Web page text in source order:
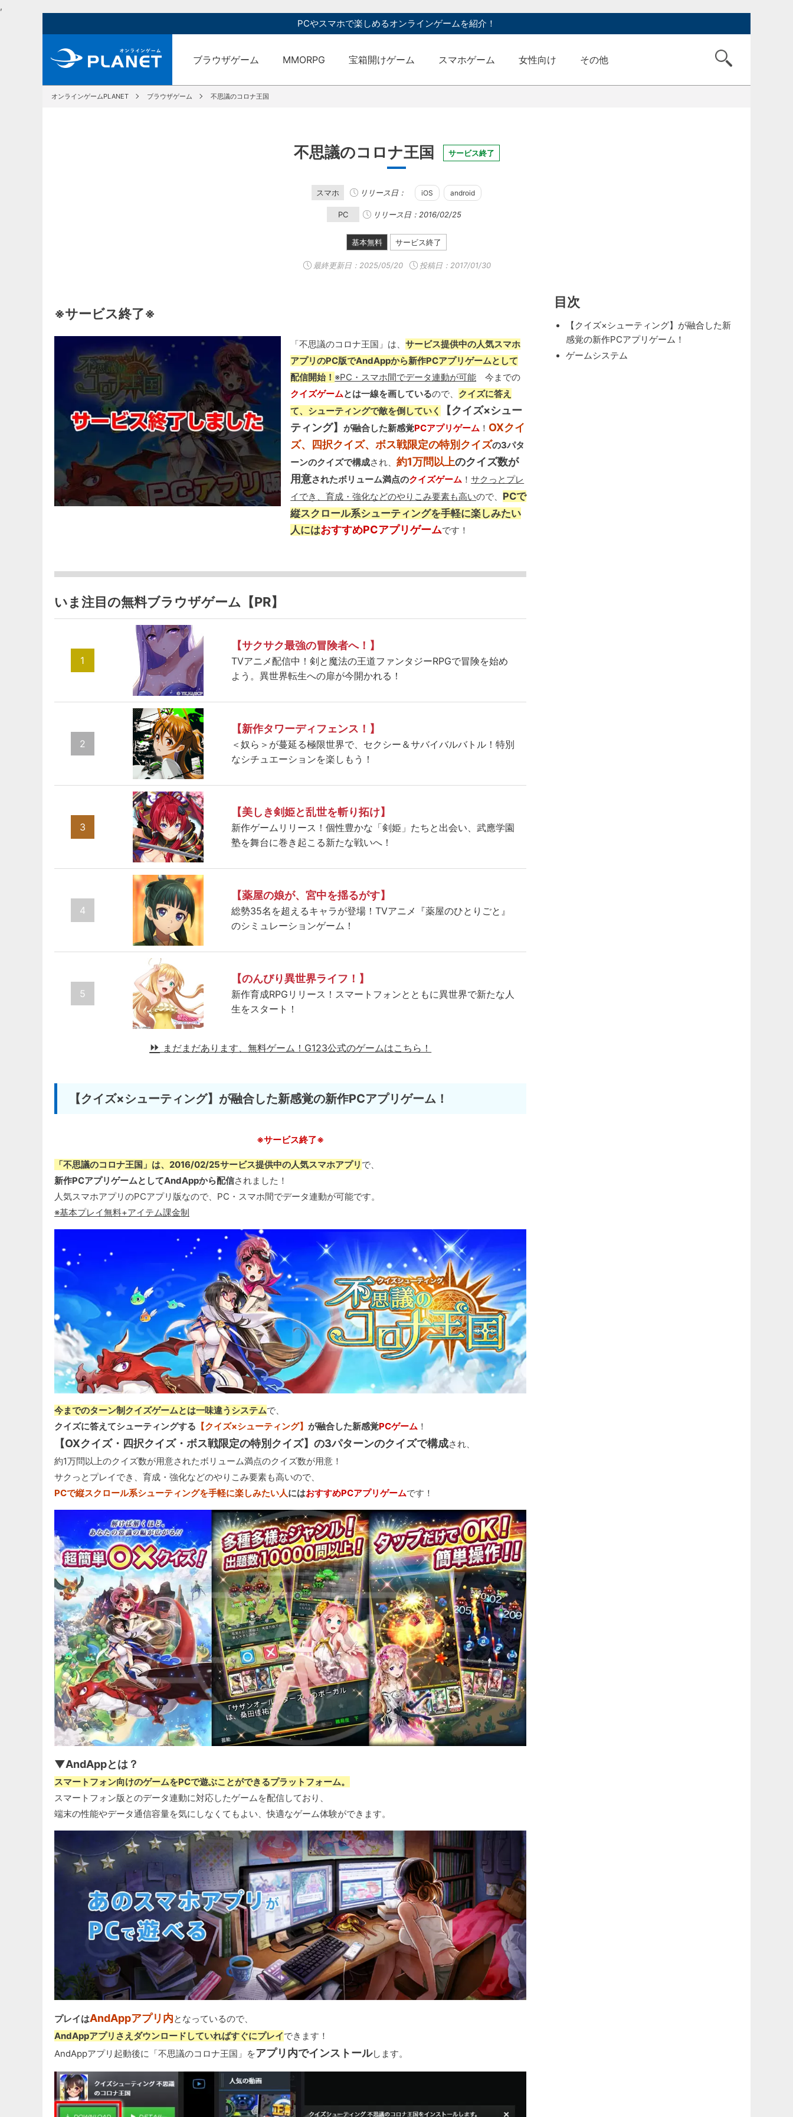
,
PCやスマホで楽しめるオンラインゲームを紹介！
ブラウザゲーム MMORPG 宝箱開けゲーム スマホゲーム 女性向け その他
オンラインゲームPLANET ブラウザゲーム 不思議のコロナ王国
不思議のコロナ王国 サービス終了
スマホ リリース日： iOS android
PC リリース日：2016/02/25
基本無料 サービス終了
最終更新日： 2025/05/20 投稿日：2017/01/30
※サービス終了※
「不思議のコロナ王国」は、サービス提供中の人気スマホ
アプリのPC版でAndAppから新作PCアプリゲームとして
配信開始！ ※PC・スマホ間でデータ連動が可能 今までの
クイズゲームとは一線を画しているので、 クイズに答え
て、シューティングで敵を倒していく
【クイズ×シュー
ティング】が融合した新感覚PCアプリゲーム ！ OXクイ
ズ、四択クイズ、ボス戦限定の特別クイズの3パタ
ーンのクイズで構成され、約1万問以上のクイズ数が
用意されたボリューム満点のクイズゲーム ！サクっとプレ
イでき、育成・強化などのやりこみ要素も高いので、 PCで
縦スクロール系シューティングを手軽に楽しみたい
人にはおすすめPCアプリゲームです！
いま注目の無料ブラウザゲーム【PR】
1
【サクサク最強の冒険者へ！】
TVアニメ配信中！剣と魔法の王道ファンタジーRPGで冒険を始め
よう。異世界転生への扉が今開かれる！
2
【新作タワーディフェンス！】
＜奴ら＞が蔓延る極限世界で、セクシー＆サバイバルバトル！特別
なシチュエーションを楽しもう！
3
【美しき剣姫と乱世を斬り拓け】
新作ゲームリリース！個性豊かな「剣姫」たちと出会い、武應学園
塾を舞台に巻き起こる新たな戦いへ！
4
【薬屋の娘が、宮中を揺るがす】
総勢35名を超えるキャラが登場！TVアニメ『薬屋のひとりごと』
のシミュレーションゲーム！
5
【のんびり異世界ライフ！】
新作育成RPGリリース！スマートフォンとともに異世界で新たな人
生をスタート！
まだまだあります、無料ゲーム！ G123公式のゲームはこちら！
【クイズ×シューティング】が融合した新感覚の新作PCアプリゲーム！
※サービス終了※
「不思議のコロナ王国」は、2016/02/25サービス提供中の人気スマホアプリ で、
新作PCアプリゲームとしてAndAppから配信されました！
人気スマホアプリのPCアプリ版なので、PC・スマホ間でデータ連動が可能です。
※基本プレイ無料+アイテム課金制
今までのターン制クイズゲームとは一味違うシステムで、
クイズに答えてシューティングする 【クイズ×シューティング】 が融合した新感覚PCゲーム ！
【OXクイズ・四択クイズ・ボス戦限定の特別クイズ】の3パターンのクイズで構成され、
約1万問以上のクイズ数が用意されたボリューム満点のクイズ数が用意！
サクっとプレイでき、育成・強化などのやりこみ要素も高いので、
PCで縦スクロール系シューティングを手軽に楽しみたい人にはおすすめPCアプリゲームです！
▼AndAppとは？
スマートフォン向けのゲームをPCで遊ぶことができるプラットフォーム。
スマートフォン版とのデータ連動に対応したゲームを配信しており、
端末の性能やデータ通信容量を気にしなくてもよい、快適なゲーム体験ができます。
プレイはAndAppアプリ内となっているので、
AndAppアプリさえダウンロードしていればすぐにプレイできます！
AndAppアプリ起動後に「不思議のコロナ王国」をアプリ内でインストールします。
目次
【クイズ×シューティング】が融合した新
感覚の新作PCアプリゲーム！
ゲームシステム